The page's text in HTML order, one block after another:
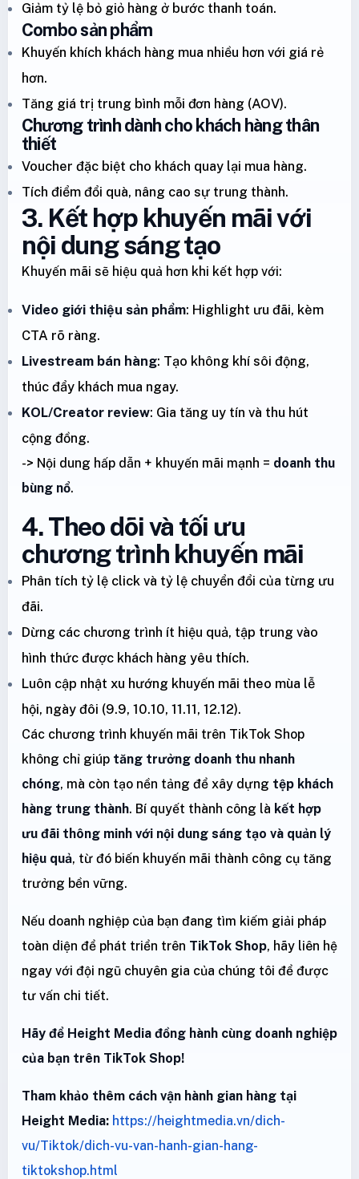
Giảm tỷ lệ bỏ giỏ hàng ở bước thanh toán.
Combo sản phẩm
Khuyến khích khách hàng mua nhiều hơn với giá rẻ
hơn.
Tăng giá trị trung bình mỗi đơn hàng (AOV).
Chương trình dành cho khách hàng thân
thiết
Voucher đặc biệt cho khách quay lại mua hàng.
Tích điểm đổi quà, nâng cao sự trung thành.
3. Kết hợp khuyến mãi với
nội dung sáng tạo
Khuyến mãi sẽ hiệu quả hơn khi kết hợp với:
Video giới thiệu sản phẩm: Highlight ưu đãi, kèm
CTA rõ ràng.
Livestream bán hàng: Tạo không khí sôi động,
thúc đẩy khách mua ngay.
KOL/Creator review: Gia tăng uy tín và thu hút
cộng đồng.
-> Nội dung hấp dẫn + khuyến mãi mạnh = doanh thu
bùng nổ.
4. Theo dõi và tối ưu
chương trình khuyến mãi
Phân tích tỷ lệ click và tỷ lệ chuyển đổi của từng ưu
đãi.
Dừng các chương trình ít hiệu quả, tập trung vào
hình thức được khách hàng yêu thích.
Luôn cập nhật xu hướng khuyến mãi theo mùa lễ
hội, ngày đôi (9.9, 10.10, 11.11, 12.12).
Các chương trình khuyến mãi trên TikTok Shop
không chỉ giúp tăng trưởng doanh thu nhanh
chóng, mà còn tạo nền tảng để xây dựng tệp khách
hàng trung thành. Bí quyết thành công là kết hợp
ưu đãi thông minh với nội dung sáng tạo và quản lý
hiệu quả, từ đó biến khuyến mãi thành công cụ tăng
trưởng bền vững.
Nếu doanh nghiệp của bạn đang tìm kiếm giải pháp
toàn diện để phát triển trên TikTok Shop, hãy liên hệ
ngay với đội ngũ chuyên gia của chúng tôi để được
tư vấn chi tiết.
Hãy để Height Media đồng hành cùng doanh nghiệp
của bạn trên TikTok Shop!
Tham khảo thêm cách vận hành gian hàng tại
Height Media: https://heightmedia.vn/dich-
vu/Tiktok/dich-vu-van-hanh-gian-hang-
tiktokshop.html